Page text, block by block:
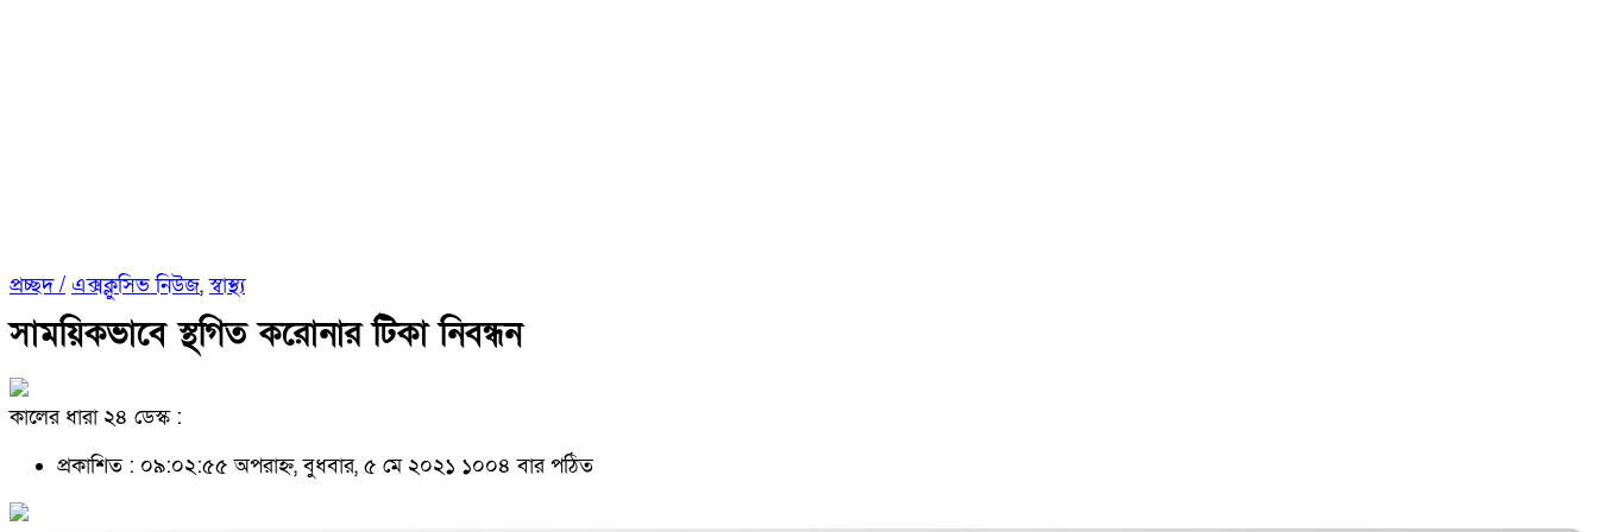
প্রচ্ছদ / এক্সক্লুসিভ নিউজ,স্বাস্থ্য
সাময়িকভাবে স্থগিত করোনার টিকা নিবন্ধন
কালের ধারা ২৪ ডেস্ক :
প্রকাশিত : ০৯:০২:৫৫ অপরাহ্ন, বুধবার, ৫ মে ২০২১ ১০০৪ বার পঠিত